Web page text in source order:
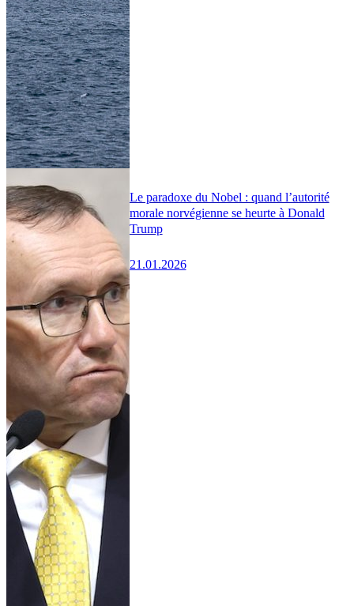
Le paradoxe du Nobel : quand l’autorité
morale norvégienne se heurte à Donald
Trump
21.01.2026